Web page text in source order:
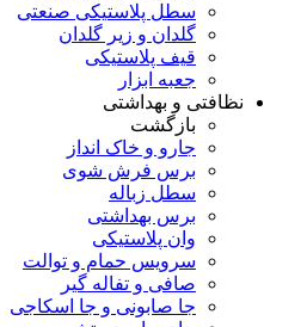
سطل پلاستیکی صنعتی
گلدان و زیر گلدان
قیف پلاستیکی
جعبه ابزار
نظافتی و بهداشتی
بازگشت
جارو و خاک انداز
برس فرش شوی
سطل زباله
برس بهداشتی
وان پلاستیکی
سرویس حمام و توالت
صافی و تفاله گیر
جا صابونی و جا اسکاجی